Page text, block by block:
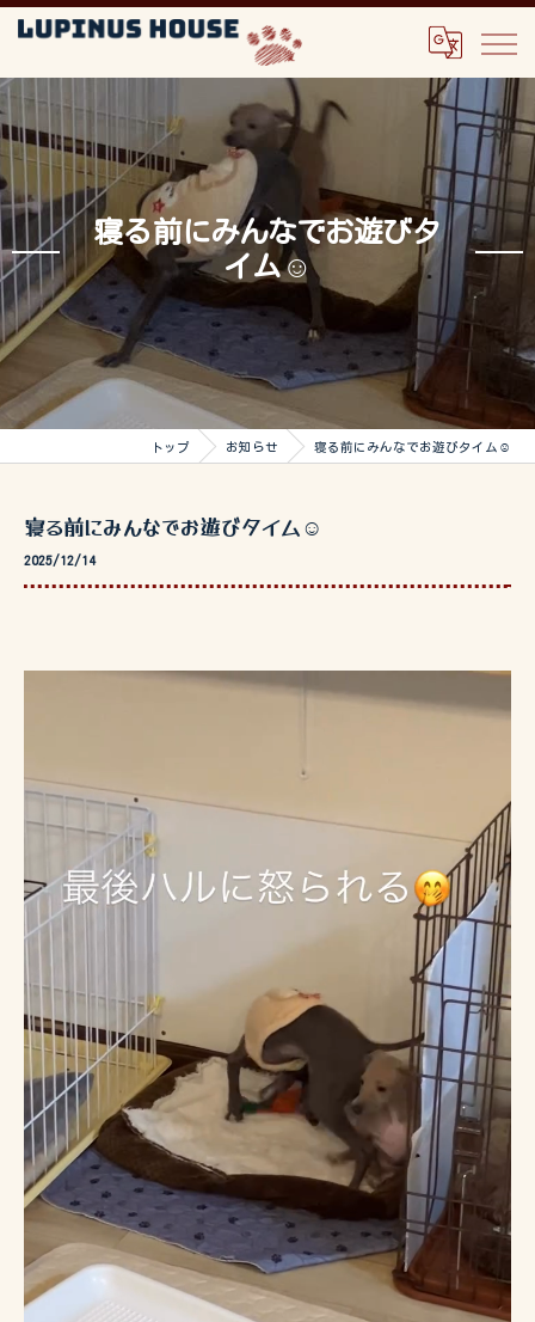
寝る前にみんなでお遊びタ
イム☺️
トップ お知らせ 寝る前にみんなでお遊びタイム☺️
寝る前にみんなでお遊びタイム☺️
2025/12/14